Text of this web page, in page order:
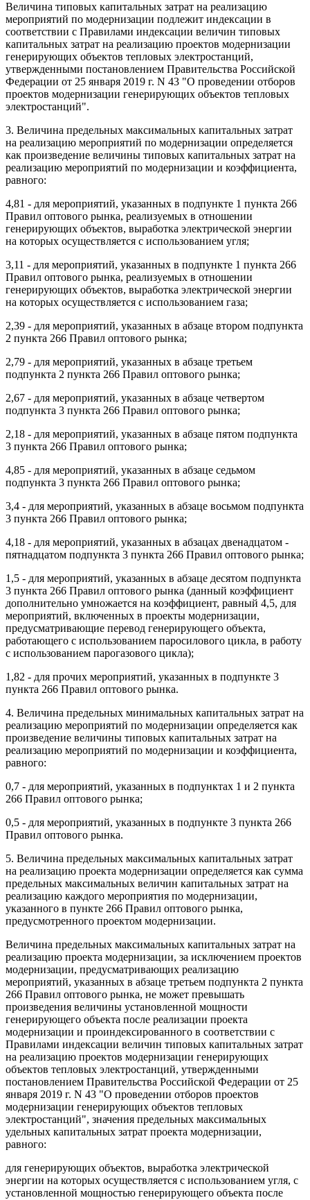
Величина типовых капитальных затрат на реализацию
мероприятий по модернизации подлежит индексации в
соответствии с Правилами индексации величин типовых
капитальных затрат на реализацию проектов модернизации
генерирующих объектов тепловых электростанций,
утвержденными постановлением Правительства Российской
Федерации от 25 января 2019 г. N 43 "О проведении отборов
проектов модернизации генерирующих объектов тепловых
электростанций".
3. Величина предельных максимальных капитальных затрат
на реализацию мероприятий по модернизации определяется
как произведение величины типовых капитальных затрат на
реализацию мероприятий по модернизации и коэффициента,
равного:
4,81 - для мероприятий, указанных в подпункте 1 пункта 266
Правил оптового рынка, реализуемых в отношении
генерирующих объектов, выработка электрической энергии
на которых осуществляется с использованием угля;
3,11 - для мероприятий, указанных в подпункте 1 пункта 266
Правил оптового рынка, реализуемых в отношении
генерирующих объектов, выработка электрической энергии
на которых осуществляется с использованием газа;
2,39 - для мероприятий, указанных в абзаце втором подпункта
2 пункта 266 Правил оптового рынка;
2,79 - для мероприятий, указанных в абзаце третьем
подпункта 2 пункта 266 Правил оптового рынка;
2,67 - для мероприятий, указанных в абзаце четвертом
подпункта 3 пункта 266 Правил оптового рынка;
2,18 - для мероприятий, указанных в абзаце пятом подпункта
3 пункта 266 Правил оптового рынка;
4,85 - для мероприятий, указанных в абзаце седьмом
подпункта 3 пункта 266 Правил оптового рынка;
3,4 - для мероприятий, указанных в абзаце восьмом подпункта
3 пункта 266 Правил оптового рынка;
4,18 - для мероприятий, указанных в абзацах двенадцатом -
пятнадцатом подпункта 3 пункта 266 Правил оптового рынка;
1,5 - для мероприятий, указанных в абзаце десятом подпункта
3 пункта 266 Правил оптового рынка (данный коэффициент
дополнительно умножается на коэффициент, равный 4,5, для
мероприятий, включенных в проекты модернизации,
предусматривающие перевод генерирующего объекта,
работающего с использованием паросилового цикла, в работу
с использованием парогазового цикла);
1,82 - для прочих мероприятий, указанных в подпункте 3
пункта 266 Правил оптового рынка.
4. Величина предельных минимальных капитальных затрат на
реализацию мероприятий по модернизации определяется как
произведение величины типовых капитальных затрат на
реализацию мероприятий по модернизации и коэффициента,
равного:
0,7 - для мероприятий, указанных в подпунктах 1 и 2 пункта
266 Правил оптового рынка;
0,5 - для мероприятий, указанных в подпункте 3 пункта 266
Правил оптового рынка.
5. Величина предельных максимальных капитальных затрат
на реализацию проекта модернизации определяется как сумма
предельных максимальных величин капитальных затрат на
реализацию каждого мероприятия по модернизации,
указанного в пункте 266 Правил оптового рынка,
предусмотренного проектом модернизации.
Величина предельных максимальных капитальных затрат на
реализацию проекта модернизации, за исключением проектов
модернизации, предусматривающих реализацию
мероприятий, указанных в абзаце третьем подпункта 2 пункта
266 Правил оптового рынка, не может превышать
произведения величины установленной мощности
генерирующего объекта после реализации проекта
модернизации и проиндексированного в соответствии с
Правилами индексации величин типовых капитальных затрат
на реализацию проектов модернизации генерирующих
объектов тепловых электростанций, утвержденными
постановлением Правительства Российской Федерации от 25
января 2019 г. N 43 "О проведении отборов проектов
модернизации генерирующих объектов тепловых
электростанций", значения предельных максимальных
удельных капитальных затрат проекта модернизации,
равного:
для генерирующих объектов, выработка электрической
энергии на которых осуществляется с использованием угля, с
установленной мощностью генерирующего объекта после